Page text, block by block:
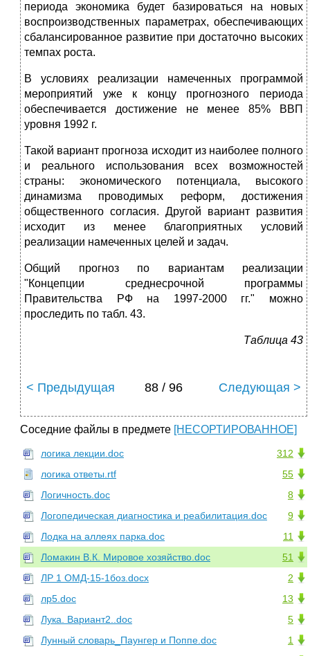
периода экономика будет базироваться на новых
воспроизводственных параметрах, обеспечивающих
сбалансированное развитие при достаточно высоких
темпах роста.
В условиях реализации намеченных программой
мероприятий уже к концу прогнозного периода
обеспечивается достижение не менее 85% ВВП
уровня 1992 г.
Такой вариант прогноза исходит из наиболее полного
и реального использования всех возможностей
страны: экономического потенциала, высокого
динамизма проводимых реформ, достижения
общественного согласия. Другой вариант развития
исходит из менее благоприятных условий
реализации намеченных целей и задач.
Общий прогноз по вариантам реализации
"Концепции среднесрочной программы
Правительства РФ на 1997-2000 гг." можно
проследить по табл. 43.
Таблица 43
< Предыдущая 88 / 96 Следующая >
Соседние файлы в предмете [НЕСОРТИРОВАННОЕ]
312
логика лекции.doc
55
логика ответы.rtf
8
Логичность.doc
9
Логопедическая диагностика и реабилитация.doc
11
Лодка на аллеях парка.doc
51
Ломакин В.К. Мировое хозяйство.doc
2
ЛР 1 ОМД-15-1боз.docx
13
лр5.doc
5
Лука. Вариант2..doc
1
Лунный словарь_Паунгер и Поппе.doc